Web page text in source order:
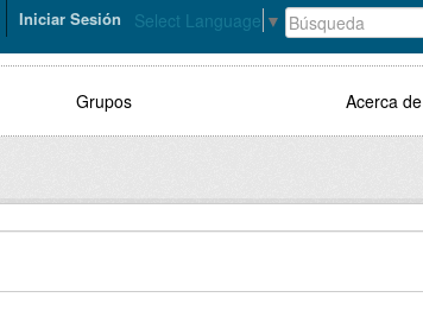
Select Language ▼
Iniciar Sesión
Grupos Acerca de